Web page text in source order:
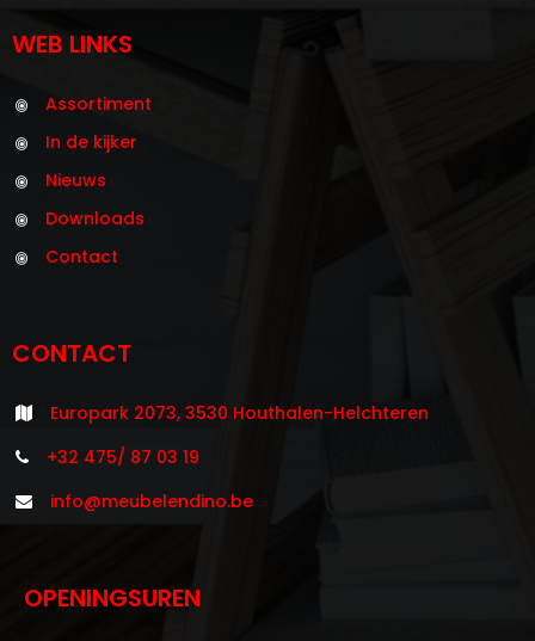
WEB LINKS
Assortiment
In de kijker
Nieuws
Downloads
Contact
CONTACT
Europark 2073, 3530 Houthalen-Helchteren
+32 475/ 87 03 19
info@meubelendino.be
OPENINGSUREN